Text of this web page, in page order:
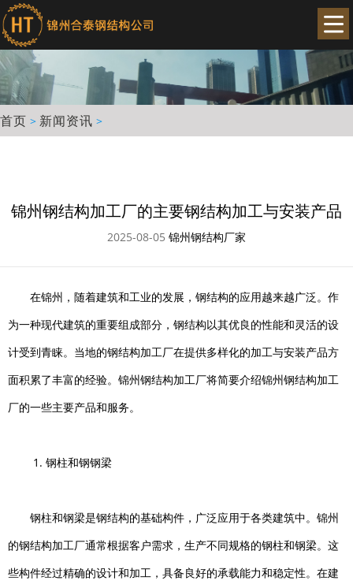
首页 > 新闻资讯 >
锦州钢结构加工厂的主要钢结构加工与安装产品
2025-08-05 锦州钢结构厂家
在锦州，随着建筑和工业的发展，钢结构的应用越来越广泛。作
为一种现代建筑的重要组成部分，钢结构以其优良的性能和灵活的设
计受到青睐。当地的钢结构加工厂在提供多样化的加工与安装产品方
面积累了丰富的经验。锦州钢结构加工厂将简要介绍锦州钢结构加工
厂的一些主要产品和服务。
1. 钢柱和钢钢梁
钢柱和钢梁是钢结构的基础构件，广泛应用于各类建筑中。锦州
的钢结构加工厂通常根据客户需求，生产不同规格的钢柱和钢梁。这
些构件经过精确的设计和加工，具备良好的承载能力和稳定性。在建